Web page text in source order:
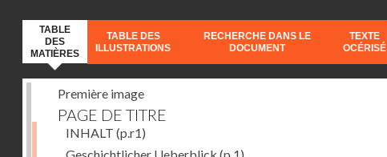
TABLE
DES
MATIÈRES
TABLE DES
ILLUSTRATIONS
RECHERCHE DANS LE
DOCUMENT
TEXTE
OCÉRISÉ
Première image
PAGE DE TITRE
INHALT (p.r1)